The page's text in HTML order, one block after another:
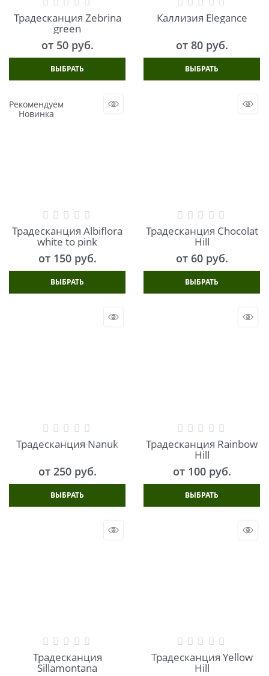
Традесканция Zebrina
green
от 50 руб.
ВЫБРАТЬ
Каллизия Elegance
от 80 руб.
ВЫБРАТЬ
Рекомендуем
Новинка
Традесканция Albiflora
white to pink
от 150 руб.
ВЫБРАТЬ
Традесканция Chocolat
Hill
от 60 руб.
ВЫБРАТЬ
Традесканция Nanuk
от 250 руб.
ВЫБРАТЬ
Традесканция Rainbow
Hill
от 100 руб.
ВЫБРАТЬ
Традесканция
Sillamontana
Традесканция Yellow
Hill